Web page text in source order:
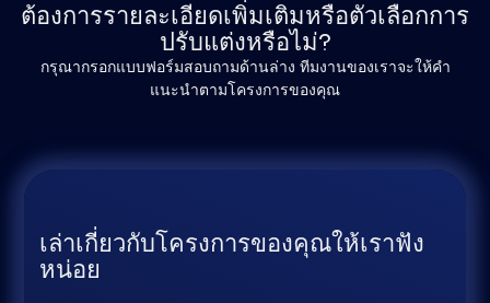
ต้องการรายละเอียดเพิ่มเติมหรือตัวเลือกการ
ปรับแต่งหรือไม่?
กรุณากรอกแบบฟอร์มสอบถามด้านล่าง ทีมงานของเราจะให้คำ
แนะนำตามโครงการของคุณ
เล่าเกี่ยวกับโครงการของคุณให้เราฟัง
หน่อย